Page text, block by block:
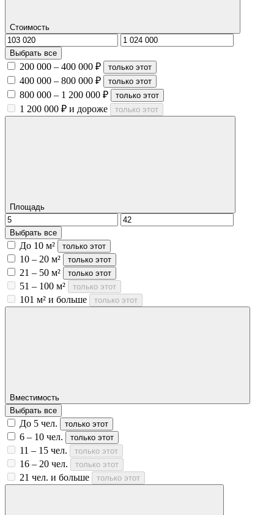
Стоимость
Выбрать все
200 000 – 400 000 ₽ только этот
400 000 – 800 000 ₽ только этот
800 000 – 1 200 000 ₽ только этот
1 200 000 ₽ и дороже только этот
Площадь
Выбрать все
До 10 м² только этот
10 – 20 м² только этот
21 – 50 м² только этот
51 – 100 м² только этот
101 м² и больше только этот
Вместимость
Выбрать все
До 5 чел. только этот
6 – 10 чел. только этот
11 – 15 чел. только этот
16 – 20 чел. только этот
21 чел. и больше только этот